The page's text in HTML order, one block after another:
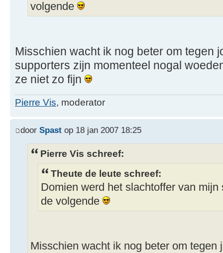
volgende
Misschien wacht ik nog beter om tegen
supporters zijn momenteel nogal
ze niet zo fijn
Pierre Vis, moderator
door Spast op 18 jan 2007 18:25
Pierre Vis schreef:
Theute de leute schreef:
Domien werd het slachtoffer van
de volgende
Misschien wacht ik nog beter om tegen